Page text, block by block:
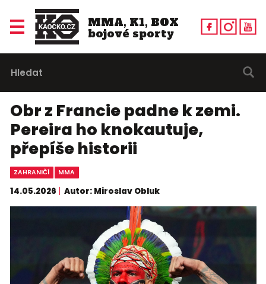
MMA, K1, BOX
bojové sporty
Obr z Francie padne k zemi.
Pereira ho knokautuje,
přepíše historii
ZAHRANIČÍ MMA
14.05.2026 Autor: Miroslav Obluk